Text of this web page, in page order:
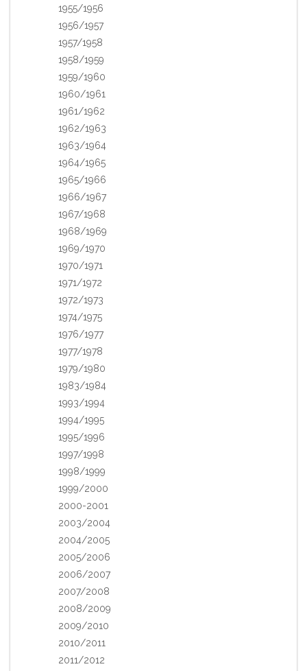
1955/1956
1956/1957
1957/1958
1958/1959
1959/1960
1960/1961
1961/1962
1962/1963
1963/1964
1964/1965
1965/1966
1966/1967
1967/1968
1968/1969
1969/1970
1970/1971
1971/1972
1972/1973
1974/1975
1976/1977
1977/1978
1979/1980
1983/1984
1993/1994
1994/1995
1995/1996
1997/1998
1998/1999
1999/2000
2000-2001
2003/2004
2004/2005
2005/2006
2006/2007
2007/2008
2008/2009
2009/2010
2010/2011
2011/2012